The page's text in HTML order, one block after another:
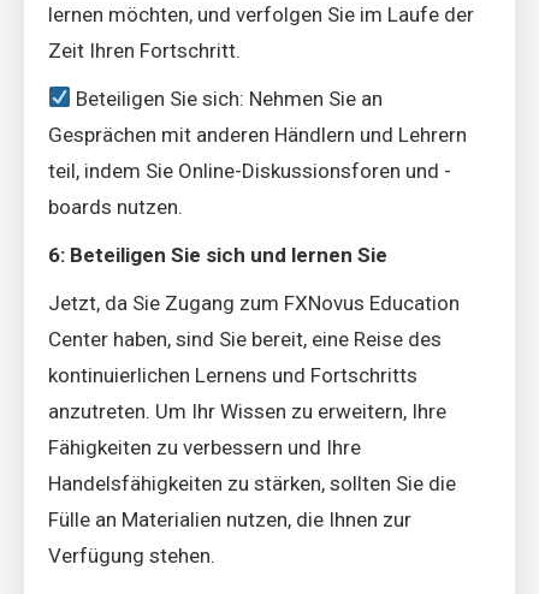
lernen möchten, und verfolgen Sie im Laufe der
Zeit Ihren Fortschritt.
Beteiligen Sie sich: Nehmen Sie an
Gesprächen mit anderen Händlern und Lehrern
teil, indem Sie Online-Diskussionsforen und -
boards nutzen.
6: Beteiligen Sie sich und lernen Sie
Jetzt, da Sie Zugang zum FXNovus Education
Center haben, sind Sie bereit, eine Reise des
kontinuierlichen Lernens und Fortschritts
anzutreten. Um Ihr Wissen zu erweitern, Ihre
Fähigkeiten zu verbessern und Ihre
Handelsfähigkeiten zu stärken, sollten Sie die
Fülle an Materialien nutzen, die Ihnen zur
Verfügung stehen.